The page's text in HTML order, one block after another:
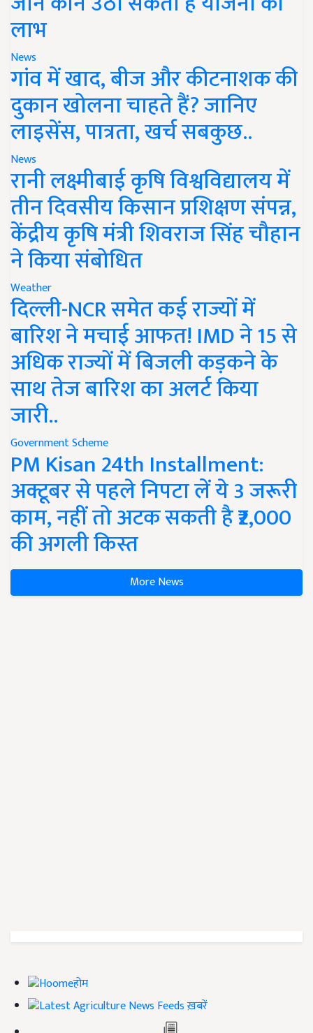
लाभ
News
गांव में खाद, बीज और कीटनाशक की
दुकान खोलना चाहते हैं? जानिए
लाइसेंस, पात्रता, खर्च सबकुछ..
News
रानी लक्ष्मीबाई कृषि विश्वविद्यालय में
तीन दिवसीय किसान प्रशिक्षण संपन्न,
केंद्रीय कृषि मंत्री शिवराज सिंह चौहान
ने किया संबोधित
Weather
दिल्ली-NCR समेत कई राज्यों में
बारिश ने मचाई आफत! IMD ने 15 से
अधिक राज्यों में बिजली कड़कने के
साथ तेज बारिश का अलर्ट किया
जारी..
Government Scheme
PM Kisan 24th Installment:
अक्टूबर से पहले निपटा लें ये 3 जरूरी
काम, नहीं तो अटक सकती है ₹2,000
की अगली किस्त
More News
होम
ख़बरें